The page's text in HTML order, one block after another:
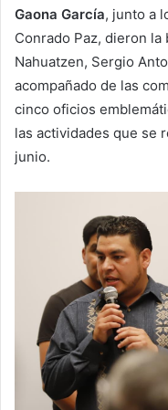
Gaona García, junto a
Conrado Paz, dieron
Nahuatzen, Sergio
acompañado de las
cinco oficios
las actividades que se
junio.